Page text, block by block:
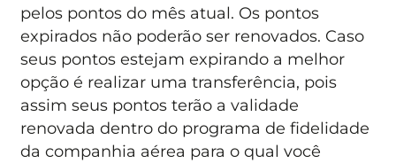
pelos pontos do mês atual. Os pontos
expirados não poderão ser renovados. Caso
seus pontos estejam expirando a melhor
opção é realizar uma transferência, pois
assim seus pontos terão a validade
renovada dentro do programa de fidelidade
da companhia aérea para o qual você